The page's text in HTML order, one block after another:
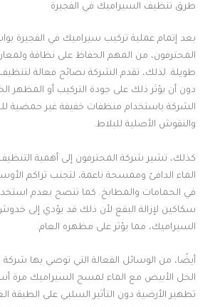
طرق تنظيف السيراميك في الفجيرة
بعد إتمام عملية تركيب سيراميك في الفجيرة
المحترفون، من المهم الحفاظ على نظافة
طويلة. لذلك، تقدم الشركة نصائح فعالة
دون أن يؤثر ذلك على جودة التركيب أو المظهر
الشركة باستخدام منظفات خفيفة غير حمضية
والنقوش الأصلية للبلاط.
كذلك، تشير شركة المحترفون إلى أهمية
الماء الدافئ وممسحة ناعمة، لتجنب تراكم
في الحمامات والمطابخ. كما تنصح بعدم
سكاكين لإزالة البقع لأن ذلك قد يؤدي إلى
السيراميك، مما يؤثر على مظهره العام.
أيضًا، من الوسائل الفعالة التي توصي بها
الخل الأبيض مع الماء لمسح السيراميك مرة
تطهير الأرضية دون التأثير السلبي على الطبقة